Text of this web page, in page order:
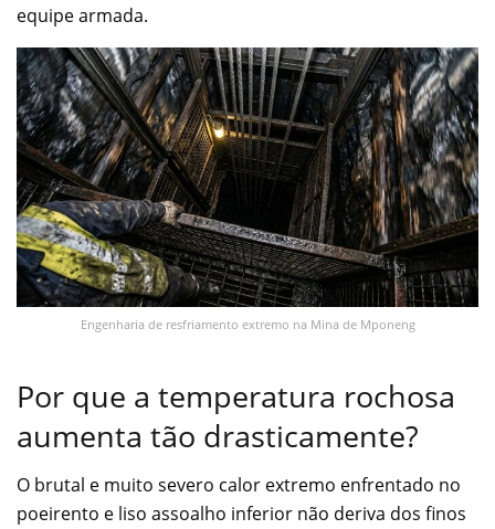
equipe armada.
Engenharia de resfriamento extremo na Mina de Mponeng
Por que a temperatura rochosa
aumenta tão drasticamente?
O brutal e muito severo calor extremo enfrentado no
poeirento e liso assoalho inferior não deriva dos finos